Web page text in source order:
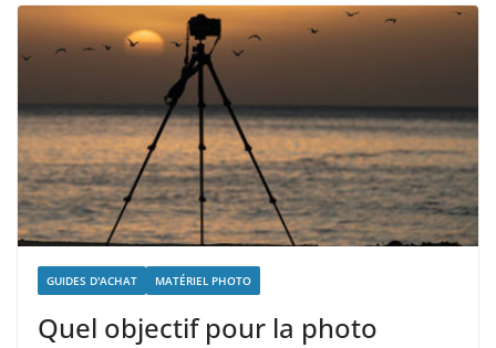
GUIDES D'ACHAT MATÉRIEL PHOTO
Quel objectif pour la photo